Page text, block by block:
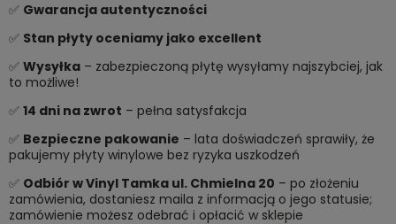
✅ Gwarancja autentyczności
✅ Stan płyty oceniamy jako excellent
✅ Wysyłka – zabezpieczoną płytę wysyłamy najszybciej, jak
to możliwe!
✅ 14 dni na zwrot – pełna satysfakcja
✅ Bezpieczne pakowanie – lata doświadczeń sprawiły, że
pakujemy płyty winylowe bez ryzyka uszkodzeń
✅ Odbiór w Vinyl Tamka ul. Chmielna 20 – po złożeniu
zamówienia, dostaniesz maila z informacją o jego statusie;
zamówienie możesz odebrać i opłacić w sklepie